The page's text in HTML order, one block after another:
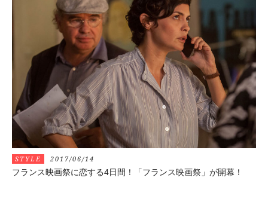
STYLE 2017/06/14
フランス映画祭に恋する4日間！「フランス映画祭」が開幕！